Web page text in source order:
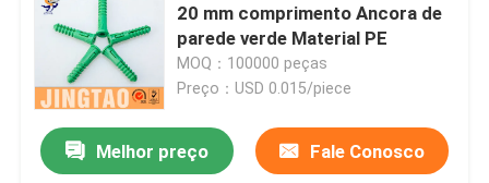
20 mm comprimento Ancora de
parede verde Material PE
MOQ：100000 peças
Preço：USD 0.015/piece
Melhor preço Fale Conosco